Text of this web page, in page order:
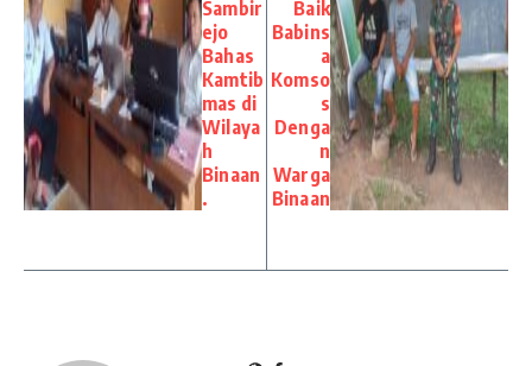
Sambir
ejo
Bahas
Kamtib
mas di
Wilaya
h
Binaan
.
Baik
Babins
a
Komso
s
Denga
n
Warga
Binaan